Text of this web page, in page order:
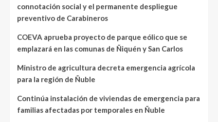
connotación social y el permanente despliegue
preventivo de Carabineros
COEVA aprueba proyecto de parque eólico que se
emplazará en las comunas de Ñiquén y San Carlos
Ministro de agricultura decreta emergencia agrícola
para la región de Ñuble
Continúa instalación de viviendas de emergencia para
familias afectadas por temporales en Ñuble